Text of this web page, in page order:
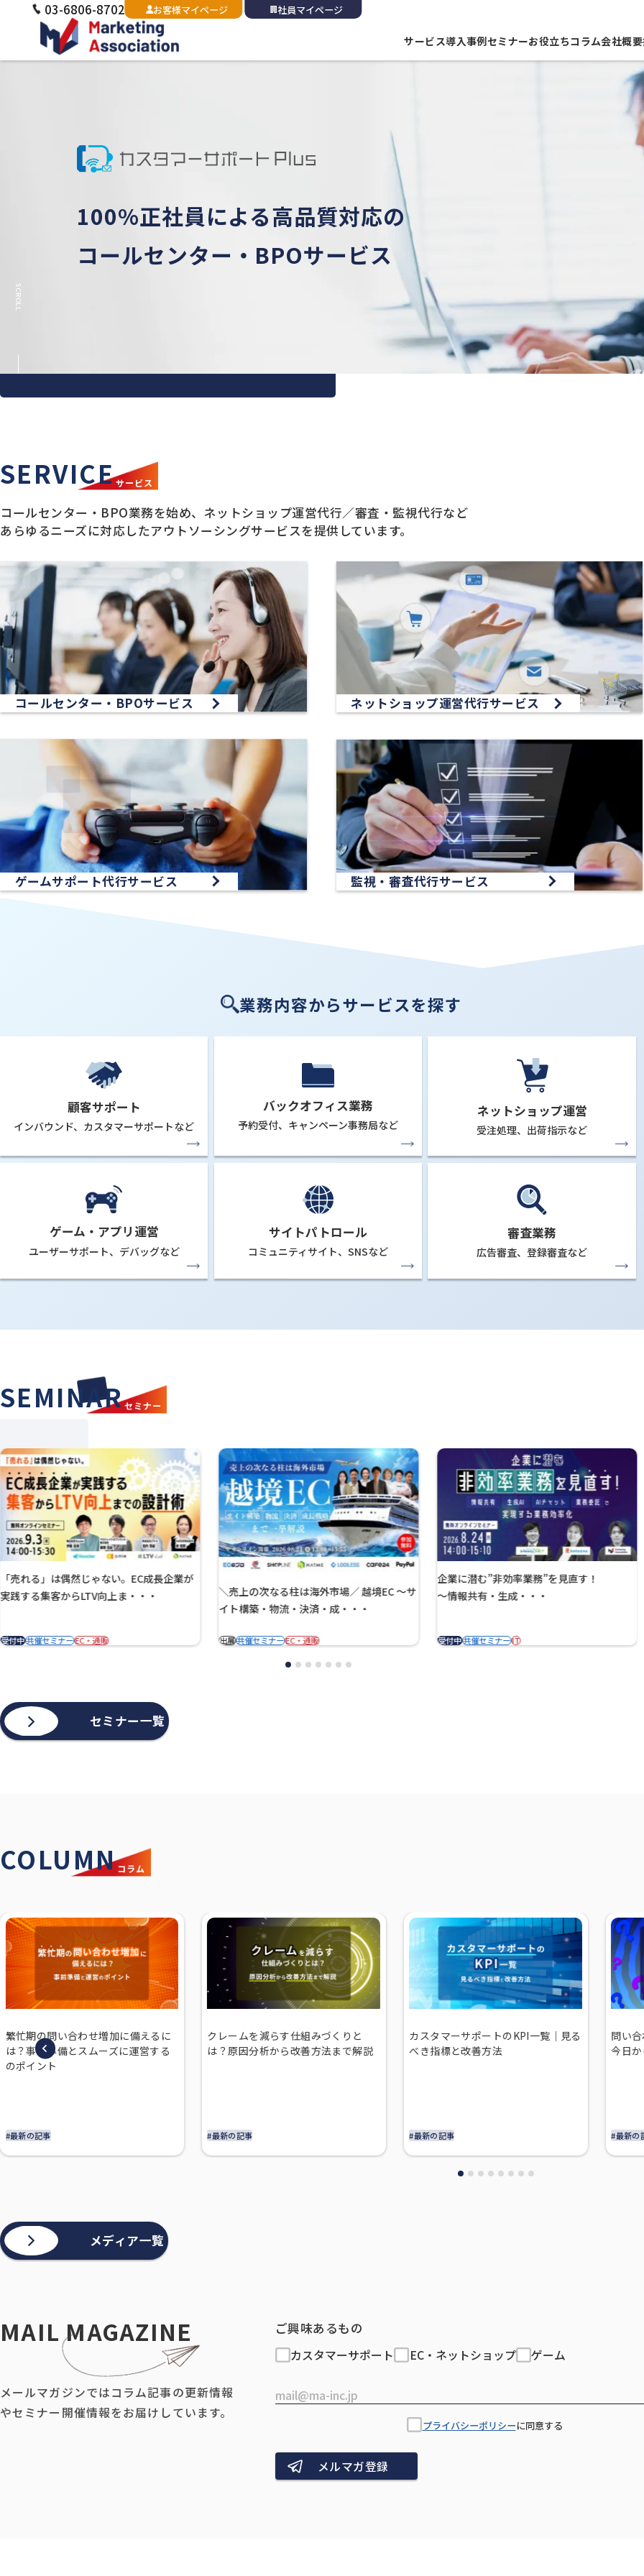
03-6806-8702 お客様マイページ 社員マイページ
サービス導入事例セミナーお役立ちコラム会社概要
Make a Request,
and It will be
nswered
サービスのリーディング カンパニーを目指します
100%正社員による高品質対応の
コールセンター・BPOサービス
EC・通販・ネットショップの
バックオフィス業務をまるっとお任せ
SCROLL
SERVICEサービス
コールセンター・BPO業務を始め、ネットショップ運営代行／審査・監視代行など
あらゆるニーズに対応したアウトソーシングサービスを提供しています。
コールセンター・BPOサービス ネットショップ運営代行サービス
ゲームサポート代行サービス 監視・審査代行サービス
業務内容からサービスを探す
顧客サポート
インバウンド、 カスタマーサポートなど
バックオフィス業務
予約受付、 キャンペーン事務局など
ネットショップ運営
受注処理、 出荷指示など
ゲーム・アプリ運営
ユーザーサポート、 デバッグなど
サイトパトロール
コミュニティサイト、 SNSなど
審査業務
広告審査、登録審査など
SEMINARセミナー
「売れる」は偶然じゃない。EC成長企業が
実践する集客からLTV向上ま・・・
受付中共催セミナーEC・通販
＼売上の次なる柱は海外市場／ 越境EC ～サ
イト構築・物流・決済・成・・・
出展共催セミナーEC・通販
企業に潜む”非効率業務”を見直す！
～情報共有・生成・・・
受付中共催セミナーIT
セミナー一覧
COLUMN コラム
繁忙期の問い合わせ増加に備えるに
は？事前準備とスムーズに運営する
のポイント
#最新の記事
クレームを減らす仕組みづくりと
は？原因分析から改善方法まで解説
#最新の記事
カスタマーサポートのKPI一覧｜見る
べき指標と改善方法
#最新の記事
問い
今日
#最新の
メディア一覧
MAIL MAGAZINE
メールマガジンではコラム記事の更新情報
やセミナー開催情報をお届けしています。
ご興味あるもの
カスタマーサポート EC・ネットショップ ゲーム
プライバシーポリシーに同意する